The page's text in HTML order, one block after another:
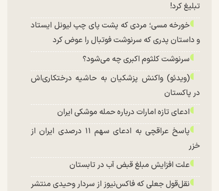
تبلیغ کرد!
خورخه مسی؛ مردی که پشت پای چپ لیونل ایستاد
و داستان پدری که سرنوشت فوتبال را عوض کرد
سرنوشت کلثوم اکبری چه می‌شود؟
(ویدئو) واکنش پزشکیان به حاشیه درختکاری‌اش
در پاکستان
ادعای تازه امارات درباره حمله موشکی ایران
پاسخ عراقچی به ادعای سهم ۱۱ درصدی ایران از
خزر
علت افزایش مبلغ قبض آب در تابستان
نقل‌قول جعلی که فاکس‌نیوز از سردار وحیدی منتشر